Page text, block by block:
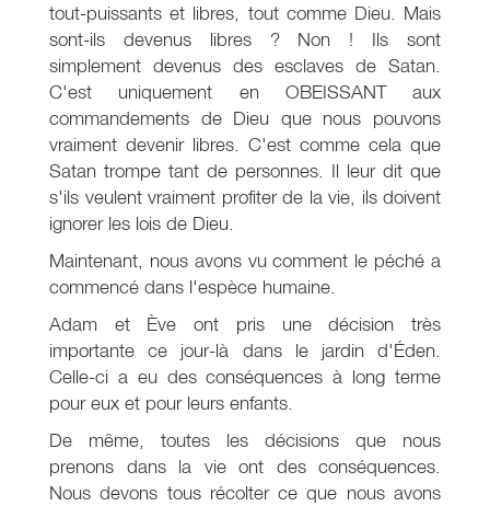
tout-puissants et libres, tout comme Dieu. Mais
sont-ils devenus libres ? Non ! Ils sont
simplement devenus des esclaves de Satan.
C'est uniquement en OBEISSANT aux
commandements de Dieu que nous pouvons
vraiment devenir libres. C'est comme cela que
Satan trompe tant de personnes. Il leur dit que
s'ils veulent vraiment profiter de la vie, ils doivent
ignorer les lois de Dieu.
Maintenant, nous avons vu comment le péché a
commencé dans l'espèce humaine.
Adam et Ève ont pris une décision très
importante ce jour-là dans le jardin d'Éden.
Celle-ci a eu des conséquences à long terme
pour eux et pour leurs enfants.
De même, toutes les décisions que nous
prenons dans la vie ont des conséquences.
Nous devons tous récolter ce que nous avons